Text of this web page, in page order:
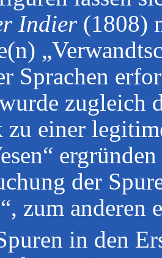
Indier (1808)
Sprachen
zugleich
einer
der
zum anderen
in den